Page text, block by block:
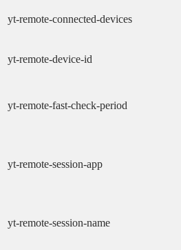
yt-remote-connected-devices
yt-remote-device-id
yt-remote-fast-check-period
yt-remote-session-app
yt-remote-session-name